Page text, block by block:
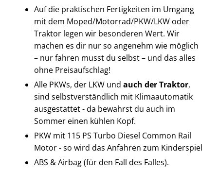
Auf die praktischen Fertigkeiten im Umgang
mit dem Moped/Motorrad/PKW/LKW oder
Traktor legen wir besonderen Wert. Wir
machen es dir nur so angenehm wie möglich
– nur fahren musst du selbst – und das alles
ohne Preisaufschlag!
Alle PKWs, der LKW und auch der Traktor,
sind selbstverständlich mit Klimaautomatik
ausgestattet - da bewahrst du auch im
Sommer einen kühlen Kopf.
PKW mit 115 PS Turbo Diesel Common Rail
Motor - so wird das Anfahren zum Kinderspiel
ABS & Airbag (für den Fall des Falles).